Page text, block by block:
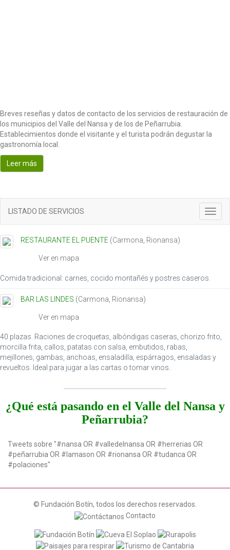
Breves reseñas y datos de contacto de los servicios de restauración de
los municipios del Valle del Nansa y de los de Peñarrubia.
Establecimientos donde el visitante y el turista podrán degustar la
gastronomía local.
Leer más
LISTADO DE SERVICIOS
RESTAURANTE EL PUENTE (Carmona Rionansa)
Ver en mapa
Comida tradicional: carnes, cocido montañés y postres caseros.
BAR LAS LINDES (Carmona Rionansa)
Ver en mapa
40 plazas. Raciones de croquetas, albóndigas caseras, chorizo frito,
morcilla frita, callos, patatas con salsa, embutidos, rabas,
mejillones, gambas, anchoas, ensaladilla, espárragos, ensaladas y
revueltos. Ideal para jugar a las cartas o tomar vinos.
¿Qué está pasando en el Valle del Nansa y
Peñarrubia?
Tweets sobre "#nansa OR #valledelnansa OR #herrerias OR
#peñarrubia OR #lamason OR #rionansa OR #tudanca OR
#polaciones"
© Fundación Botín, todos los derechos reservados.
Contacto